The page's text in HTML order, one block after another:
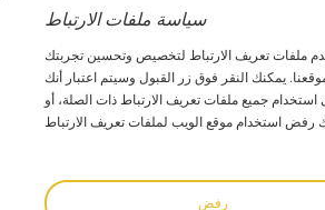
اتصل بنا
المبنى الثاني عشر، رقم 9 طريق شينغ يانغ، ووشي 214082،
جيانجسو، الصين
0086 510 8580 8562
0086 152 5144 1199
سياسة ملفات الارتباط
ملفات تعريف الارتباط لتخصيص وتحسين تجربتك
يمكنك النقر فوق زر القبول وسيتم اعتبار أنك
استخدام جميع ملفات تعريف الارتباط ذات الصلة، أو
رفض